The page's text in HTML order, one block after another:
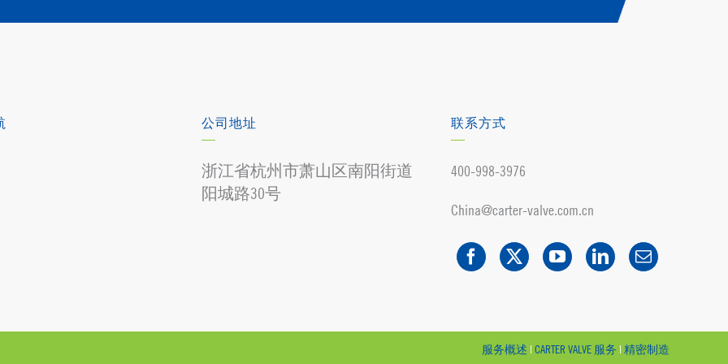
公司地址
浙江省杭州市萧山区南阳街道
阳城路30号
联系方式
400-998-3976
China@carter-valve.com.cn
服务概述 |CARTER VALVE 服务 |精密制造